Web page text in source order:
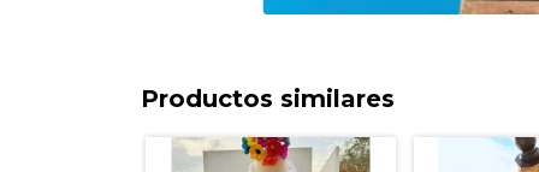
Productos similares